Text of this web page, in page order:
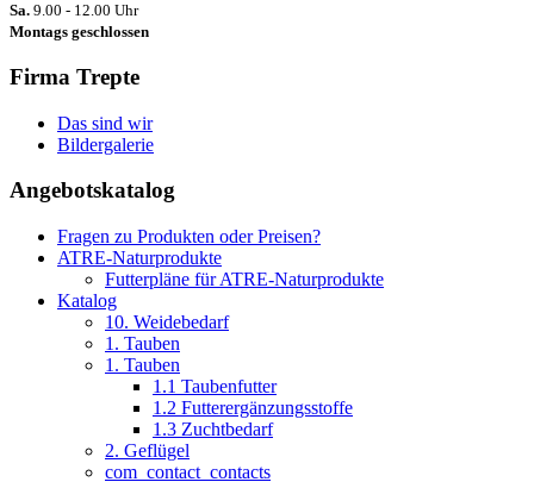
Sa. 9.00 - 12.00 Uhr
Montags geschlossen
Firma Trepte
Das sind wir
Bildergalerie
Angebotskatalog
Fragen zu Produkten oder Preisen?
ATRE-Naturprodukte
Futterpläne für ATRE-Naturprodukte
Katalog
10. Weidebedarf
1. Tauben
1. Tauben
1.1 Taubenfutter
1.2 Futterergänzungsstoffe
1.3 Zuchtbedarf
2. Geflügel
com_contact_contacts